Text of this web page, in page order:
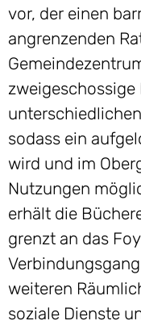
vor, der einen
angrenzenden
sodass ein
wird und im
Nutzungen
erhält die
grenzt an das
weiteren
soziale Dienste